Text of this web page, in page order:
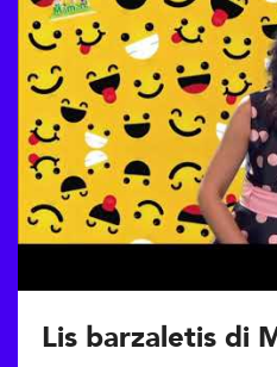
Lis barzaletis di